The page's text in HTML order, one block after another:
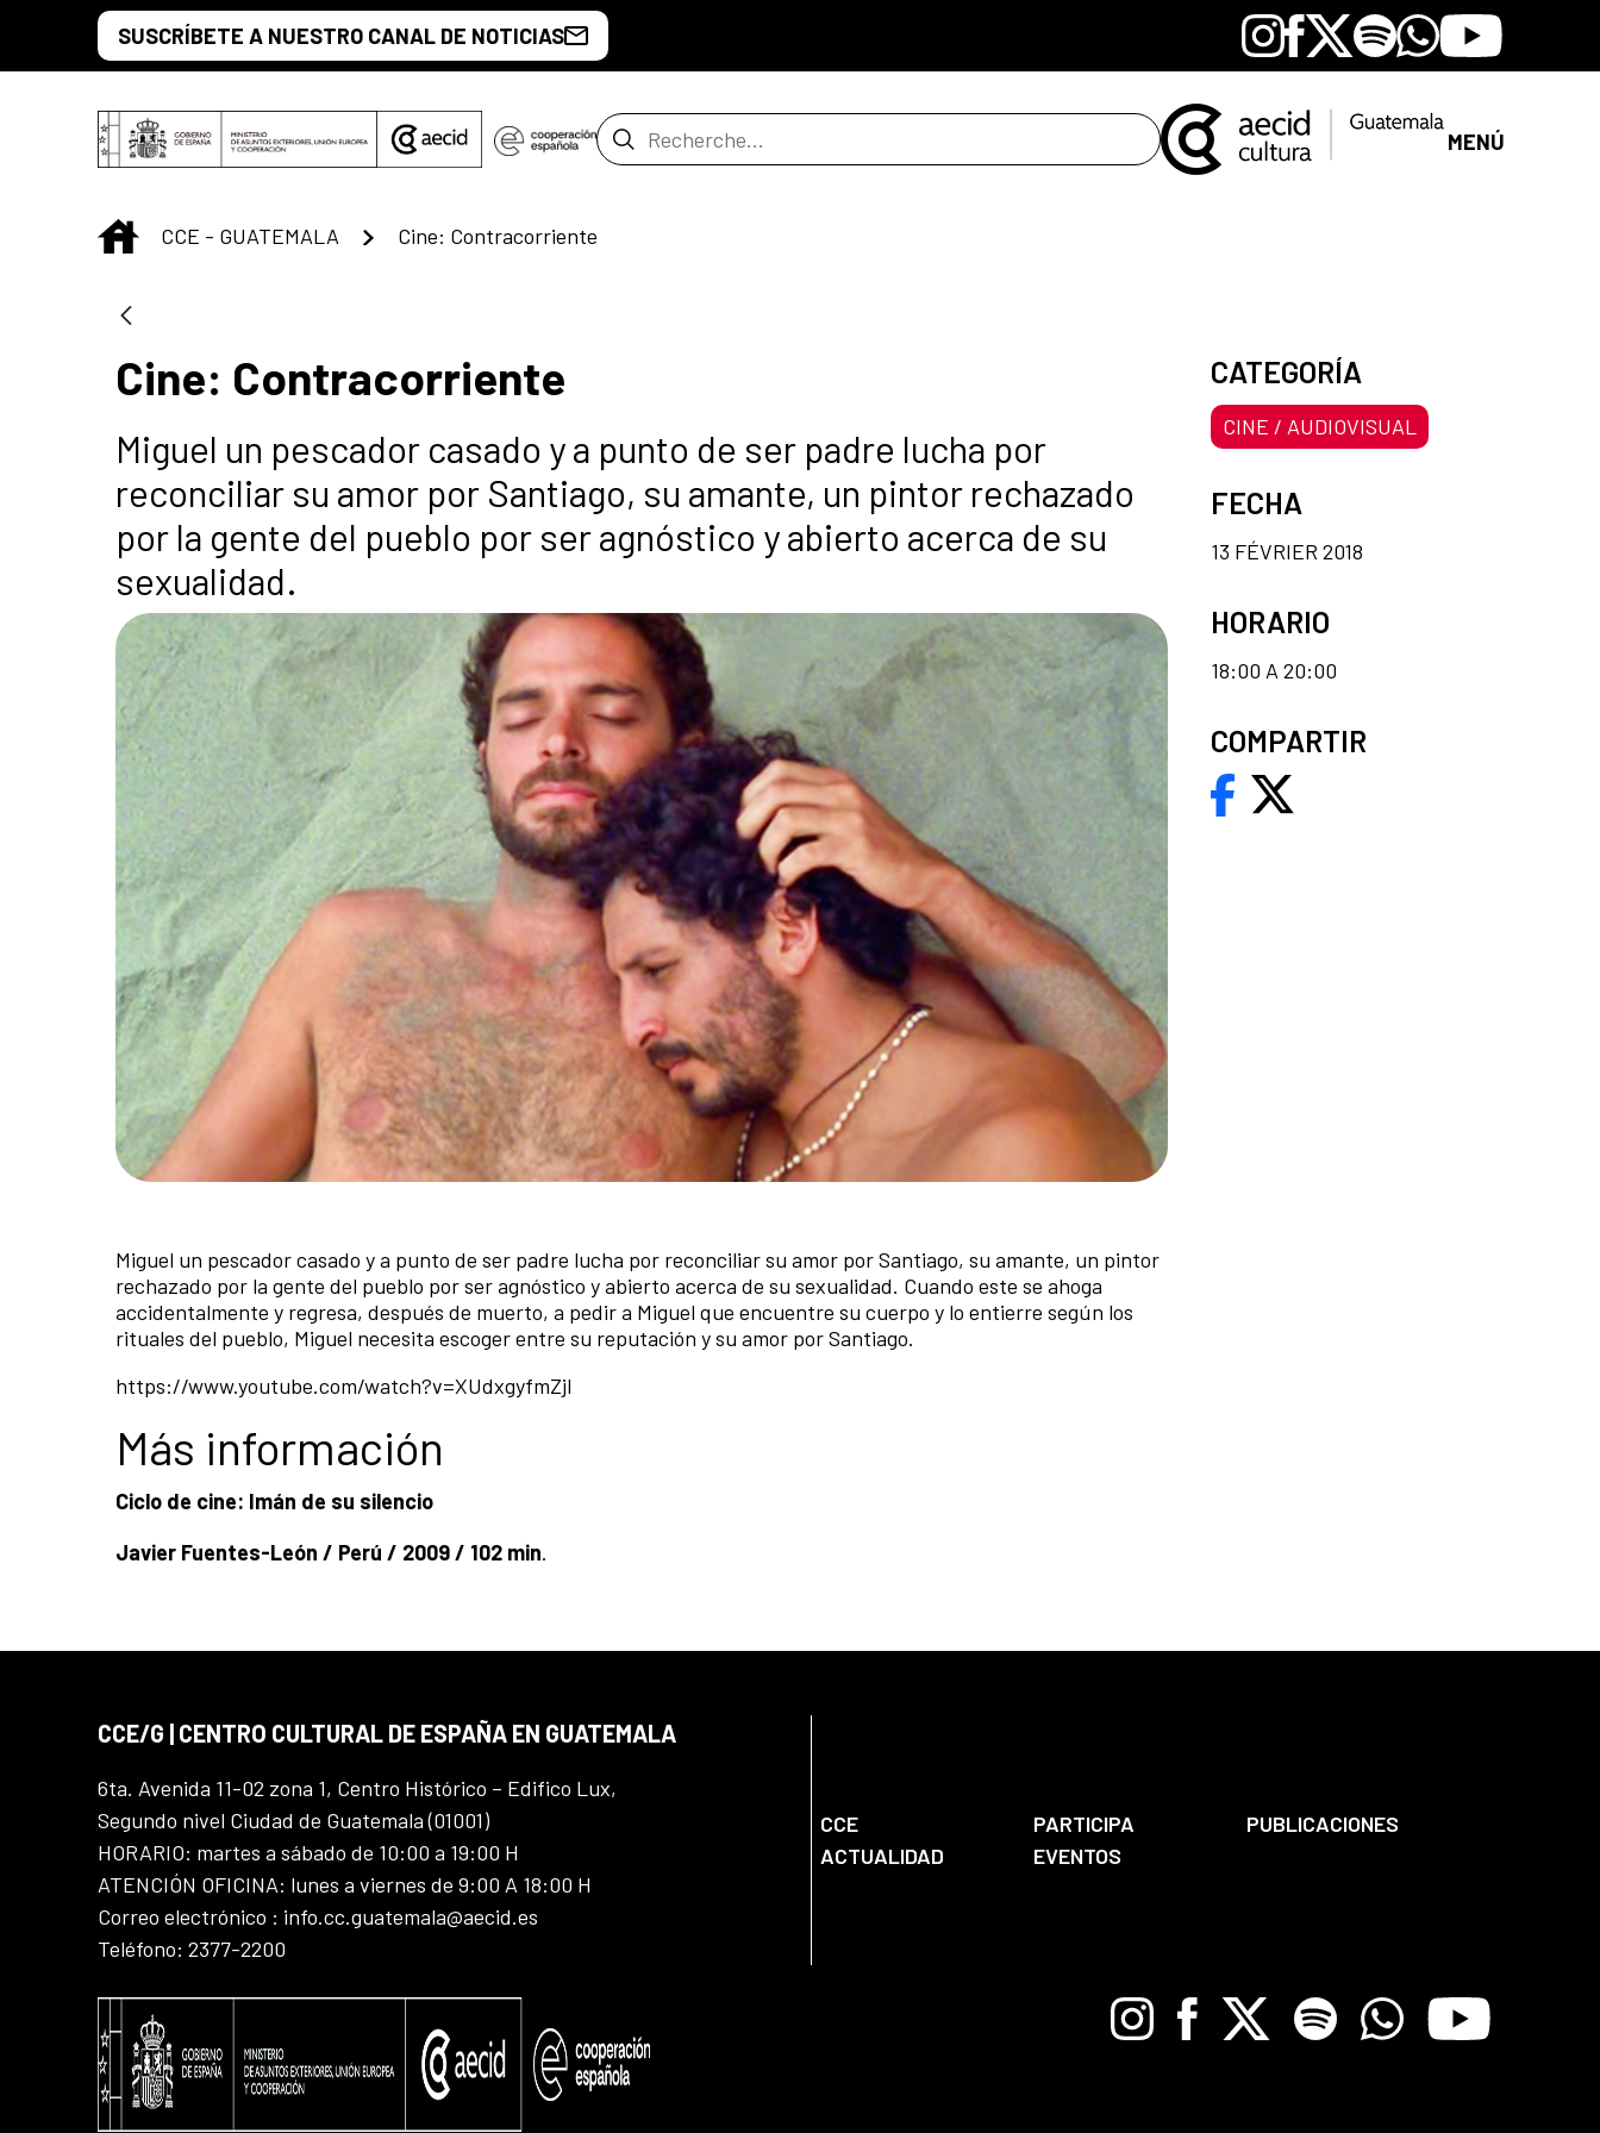
Saut au contenu principal
SUSCRÍBETE A NUESTRO CANAL DE NOTICIAS Instagram
Facebook
X SpotifyWhatsapp
Youtube
Barre de recherche MENÚ
INICIO
CCE - GUATEMALA Cine: Contracorriente
Cine: Contracorriente
Miguel un pescador casado y a punto de ser padre lucha por
reconciliar su amor por Santiago, su amante, un pintor rechazado
por la gente del pueblo por ser agnóstico y abierto acerca de su
sexualidad.
Miguel un pescador casado y a punto de ser padre lucha por reconciliar su amor por Santiago, su amante, un pintor
rechazado por la gente del pueblo por ser agnóstico y abierto acerca de su sexualidad. Cuando este se ahoga
accidentalmente y regresa, después de muerto, a pedir a Miguel que encuentre su cuerpo y lo entierre según los
rituales del pueblo, Miguel necesita escoger entre su reputación y su amor por Santiago.
https://www.youtube.com/watch?v=XUdxgyfmZjI
Más información
Ciclo de cine: Imán de su silencio
Javier Fuentes-León / Perú / 2009 / 102 min.
CATEGORÍA
CINE / AUDIOVISUAL
FECHA
13 FÉVRIER 2018
HORARIO
18:00 A 20:00
COMPARTIR
CCE/G | CENTRO CULTURAL DE ESPAÑA EN GUATEMALA
6ta. Avenida 11-02 zona 1, Centro Histórico – Edifico Lux,
Segundo nivel Ciudad de Guatemala (01001)
HORARIO: martes a sábado de 10:00 a 19:00 H
ATENCIÓN OFICINA: lunes a viernes de 9:00 A 18:00 H
Correo electrónico : info.cc.guatemala@aecid.es
Teléfono: 2377-2200
CCE PARTICIPA
PUBLICACIONES
ACTUALIDAD
EVENTOS
InstagramFacebook
X Spotify WhatsappYoutube